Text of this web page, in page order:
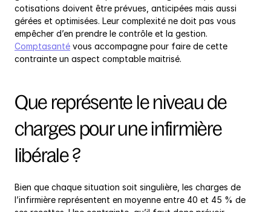
cotisations doivent être prévues, anticipées mais aussi
gérées et optimisées. Leur complexité ne doit pas vous
Comptasanté vous accompagne pour faire de cette
contrainte un aspect comptable maitrisé.
Que représente le niveau de
charges pour une infirmière
libérale ?
Bien que chaque situation soit singulière, les charges de
l’infirmière représentent en moyenne entre 40 et 45 % de